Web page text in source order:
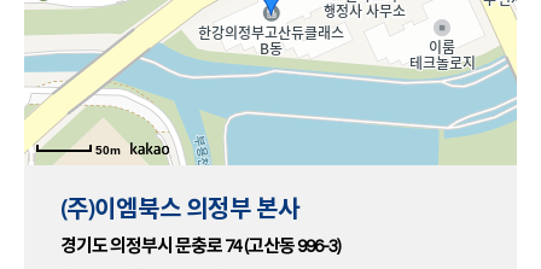
50m
(주)이엠북스 의정부 본사
경기도 의정부시 문충로 74 (고산동 996-3)